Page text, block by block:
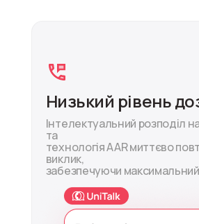
Низький рівень
Інтелектуальний розподіл
та
технологія AAR миттєво
виклик,
забезпечуючи